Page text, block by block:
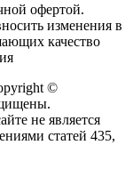
офертой.
изменения в
качество
©
не является
статей 435,